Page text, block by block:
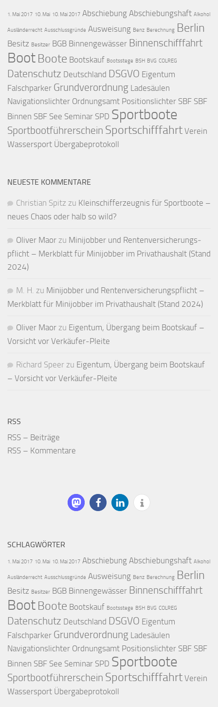
1. Mai 2017 10. Mai 10. Mai 2017 Abschiebung Abschiebungshaft Alkohol
Ausländerrecht Ausschlussgründe Ausweisung Benz Berechnung Berlin
Besitz Besitzer BGB Binnengewässer Binnenschifffahrt
Boot Boote Bootskauf Bootsstege BSH BVG COLREG
Datenschutz Deutschland DSGVO Eigentum
Falschparker Grundverordnung Ladesäulen
Navigationslichter Ordnungsamt Positionslichter SBF SBF
Binnen SBF See Seminar SPD Sportboote
Sportbootführerschein Sportschifffahrt Verein
Wassersport Übergabeprotokoll
NEUESTE KOMMENTARE
Christian Spitz zu Kleinschifferzeugnis für Sportboote –
neues Chaos oder halb so wild?
Oliver Maor zu Minijobber und Renten­versicherungs­
pflicht – Merkblatt für Mini­jobber im Privat­haushalt (Stand
2024)
M. H. zu Minijobber und Renten­versicherungs­pflicht –
Merkblatt für Mini­jobber im Privat­haushalt (Stand 2024)
Oliver Maor zu Eigentum, Übergang beim Bootskauf –
Vorsicht vor Verkäufer-Pleite
Richard Speer zu Eigentum, Übergang beim Bootskauf
– Vorsicht vor Verkäufer-Pleite
RSS
RSS – Beiträge
RSS – Kommentare
SCHLAGWÖRTER
1. Mai 2017 10. Mai 10. Mai 2017 Abschiebung Abschiebungshaft Alkohol
Ausländerrecht Ausschlussgründe Ausweisung Benz Berechnung Berlin
Besitz Besitzer BGB Binnengewässer Binnenschifffahrt
Boot Boote Bootskauf Bootsstege BSH BVG COLREG
Datenschutz Deutschland DSGVO Eigentum
Falschparker Grundverordnung Ladesäulen
Navigationslichter Ordnungsamt Positionslichter SBF SBF
Binnen SBF See Seminar SPD Sportboote
Sportbootführerschein Sportschifffahrt Verein
Wassersport Übergabeprotokoll